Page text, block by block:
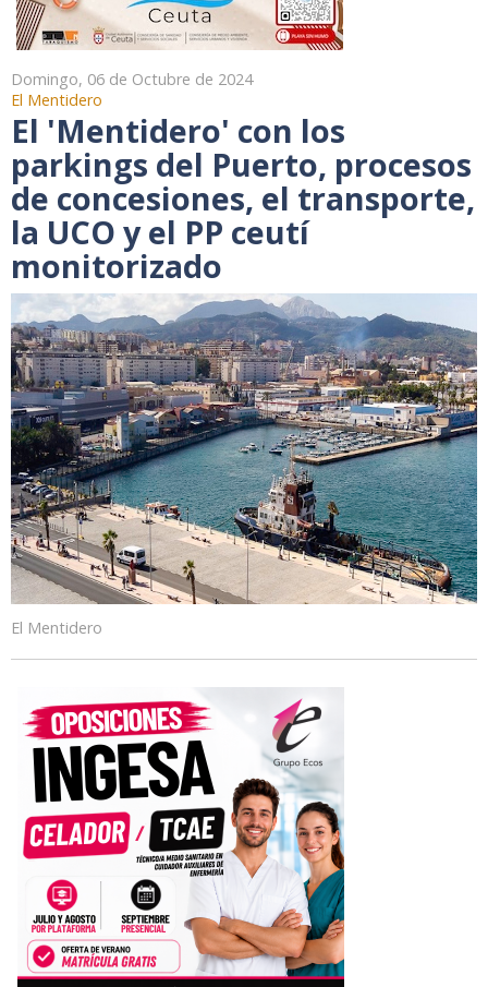
Domingo, 06 de Octubre de 2024
El Mentidero
El 'Mentidero' con los
parkings del Puerto, procesos
de concesiones, el transporte,
la UCO y el PP ceutí
monitorizado
El Mentidero